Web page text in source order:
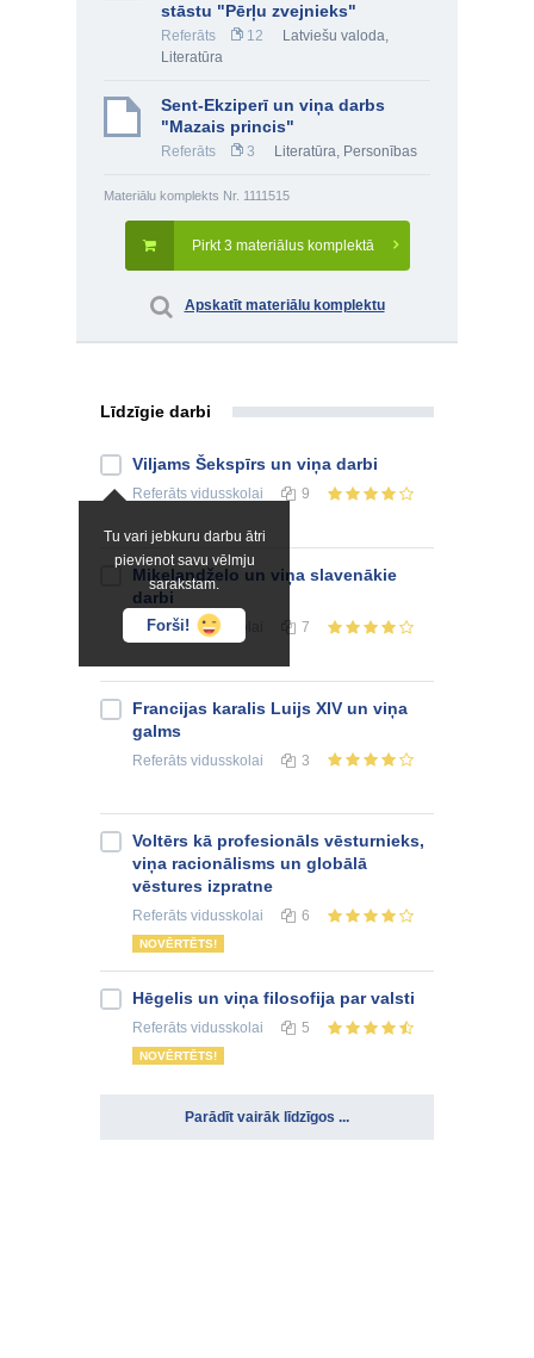
stāstu "Pērļu zvejnieks"
Referāts 12 Latviešu valoda,
Literatūra
Sent-Ekziperī un viņa darbs
"Mazais princis"
Referāts 3 Literatūra, Personības
Materiālu komplekts Nr. 1111515
Pirkt 3 materiālus komplektā
Apskatīt materiālu komplektu
Līdzīgie darbi
Tu vari jebkuru darbu ātri
pievienot savu vēlmju
sarakstam.
Forši!
Viljams Šekspīrs un viņa darbi
Referāts vidusskolai 9
Mikelandželo un viņa slavenākie
darbi
Referātsvidusskolai 7
Francijas karalis Luijs XIV un viņa
galms
Referāts vidusskolai 3
Voltērs kā profesionāls vēsturnieks,
viņa racionālisms un globālā
vēstures izpratne
Referāts vidusskolai 6
NOVĒRTĒTS!
Hēgelis un viņa filosofija par valsti
Referāts vidusskolai 5
NOVĒRTĒTS!
Parādīt vairāk līdzīgos ...